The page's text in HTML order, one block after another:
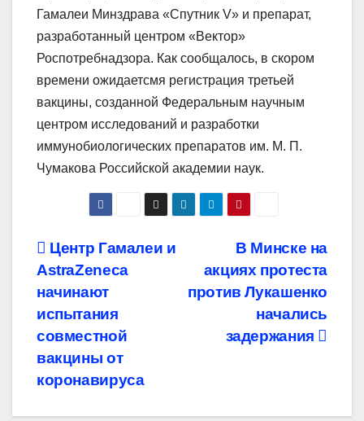
Гамалеи Минздрава «Спутник V» и препарат,
разработанный центром «Вектор»
Роспотребнадзора. Как сообщалось, в скором
времени ожидаетсмя регистрация третьей
вакцины, созданной Федеральным научным
центром исследований и разработки
иммунобиологических препаратов им. М. П.
Чумакова Российской академии наук.
Навигация
по
записям
В Минске на
акциях протеста
против Лукашенко
начались
задержания
Центр Гамалеи и
AstraZeneca
начинают
испытания
совместной
вакцины от
коронавируса